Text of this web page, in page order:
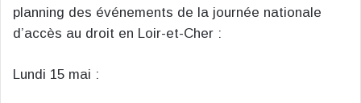
planning des événements de la journée nationale
d’accès au droit en Loir-et-Cher :
Lundi 15 mai :